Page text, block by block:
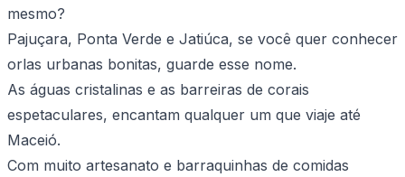
mesmo?
Pajuçara, Ponta Verde e Jatiúca, se você quer conhecer
orlas urbanas bonitas, guarde esse nome.
As águas cristalinas e as barreiras de corais
espetaculares, encantam qualquer um que viaje até
Maceió.
Com muito artesanato e barraquinhas de comidas